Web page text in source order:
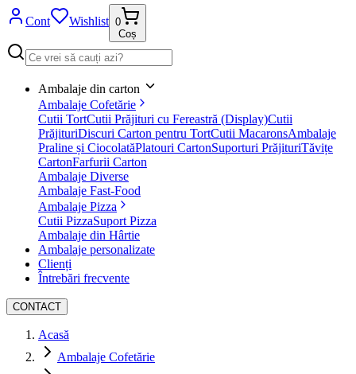
Cont Wishlist 0
Coș
Ambalaje din carton
Ambalaje Cofetărie
Cutii TortCutii Prăjituri cu Fereastră (Display)Cutii
PrăjituriDiscuri Carton pentru TortCutii MacaronsAmbalaje
Praline și CiocolatăPlatouri CartonSuporturi PrăjituriTăvițe
CartonFarfurii Carton
Ambalaje Diverse
Ambalaje Fast-Food
Ambalaje Pizza
Cutii PizzaSuport Pizza
Ambalaje din Hârtie
Ambalaje personalizate
Clienți
Întrebări frecvente
CONTACT
Acasă
Ambalaje Cofetărie